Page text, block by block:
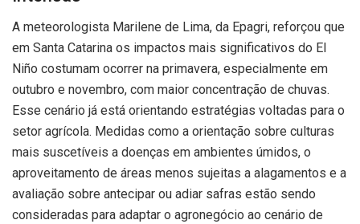
A meteorologista Marilene de Lima, da Epagri, reforçou que
em Santa Catarina os impactos mais significativos do El
Niño costumam ocorrer na primavera, especialmente em
outubro e novembro, com maior concentração de chuvas.
Esse cenário já está orientando estratégias voltadas para o
setor agrícola. Medidas como a orientação sobre culturas
mais suscetíveis a doenças em ambientes úmidos, o
aproveitamento de áreas menos sujeitas a alagamentos e a
avaliação sobre antecipar ou adiar safras estão sendo
consideradas para adaptar o agronegócio ao cenário de